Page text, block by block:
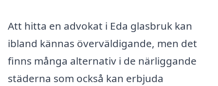
Att hitta en advokat i Eda glasbruk kan
ibland kännas överväldigande, men det
finns många alternativ i de närliggande
städerna som också kan erbjuda